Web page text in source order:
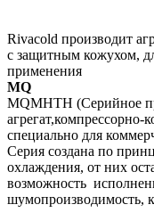
Rivacold производит
с защитным кожухом,
применения
MQ
MQMHTH (Серийное
специально для
Серия создана по
охлаждения, от них
возможность
шумопроизводимость,